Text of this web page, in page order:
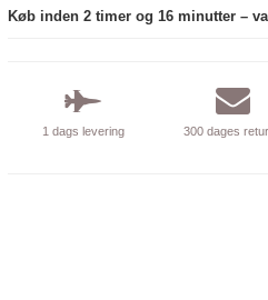
Køb inden 2 timer og 16 minutter –
1 dags levering 300 dages